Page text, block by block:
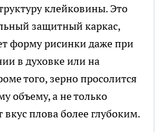
клейковины. Это
защитный каркас,
форму рисинки даже при
в духовке или на
того, зерно просолится
объему, а не только
вкус плова более глубоким.